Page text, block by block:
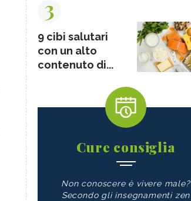
3
9 cibi salutari
con un alto
contenuto di...
Cure consiglia
Non conoscere è vivere male?
Secondo gli insegnamenti zen